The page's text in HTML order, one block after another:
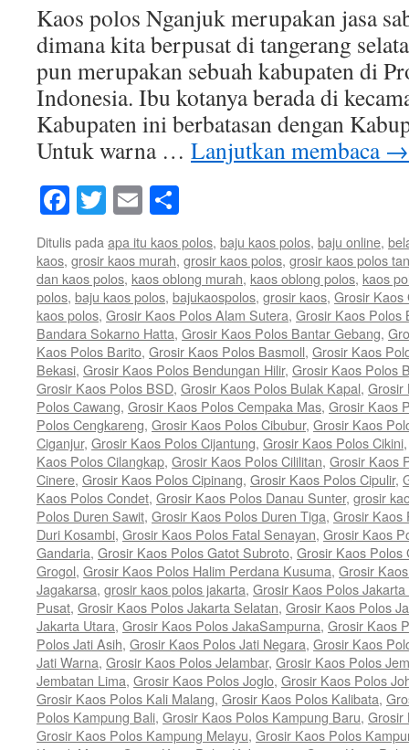
Kaos polos Nganjuk merupakan jasa
dimana kita berpusat di tangerang
pun merupakan sebuah kabupaten di
Indonesia. Ibu kotanya berada di
Kabupaten ini berbatasan dengan
Untuk warna … Lanjutkan membaca →
Facebook
Twitter
Email
Ditulis pada apa itu kaos polos, baju kaos polos, baju online,
kaos, grosir kaos murah, grosir kaos polos, grosir kaos polos
dan kaos polos, kaos oblong murah, kaos oblong polos, kaos
polos, baju kaos polos, bajukaospolos, grosir kaos, Grosir Kaos
kaos polos, Grosir Kaos Polos Alam Sutera, Grosir Kaos Polos
Bandara Sokarno Hatta, Grosir Kaos Polos Bantar Gebang,
Kaos Polos Barito, Grosir Kaos Polos Basmoll, Grosir Kaos
Bekasi, Grosir Kaos Polos Bendungan Hilir, Grosir Kaos Polos
Grosir Kaos Polos BSD, Grosir Kaos Polos Bulak Kapal, Grosir
Polos Cawang, Grosir Kaos Polos Cempaka Mas, Grosir Kaos
Polos Cengkareng, Grosir Kaos Polos Cibubur, Grosir Kaos
Ciganjur, Grosir Kaos Polos Cijantung, Grosir Kaos Polos Cikini
Kaos Polos Cilangkap, Grosir Kaos Polos Cililitan, Grosir Kaos
Cinere, Grosir Kaos Polos Cipinang, Grosir Kaos Polos Cipulir,
Kaos Polos Condet, Grosir Kaos Polos Danau Sunter, grosir
Polos Duren Sawit, Grosir Kaos Polos Duren Tiga, Grosir Kaos
Duri Kosambi, Grosir Kaos Polos Fatal Senayan, Grosir Kaos
Gandaria, Grosir Kaos Polos Gatot Subroto, Grosir Kaos Polos
Grogol, Grosir Kaos Polos Halim Perdana Kusuma, Grosir
Jagakarsa, grosir kaos polos jakarta, Grosir Kaos Polos
Pusat, Grosir Kaos Polos Jakarta Selatan, Grosir Kaos Polos
Jakarta Utara, Grosir Kaos Polos JakaSampurna, Grosir Kaos
Polos Jati Asih, Grosir Kaos Polos Jati Negara, Grosir Kaos
Jati Warna, Grosir Kaos Polos Jelambar, Grosir Kaos Polos
Jembatan Lima, Grosir Kaos Polos Joglo, Grosir Kaos Polos
Grosir Kaos Polos Kali Malang, Grosir Kaos Polos Kalibata,
Polos Kampung Bali, Grosir Kaos Polos Kampung Baru, Grosir
Grosir Kaos Polos Kampung Melayu, Grosir Kaos Polos